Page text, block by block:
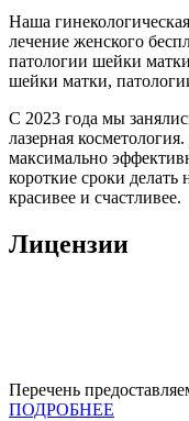
Наша
лечение женского
патологии шейки
шейки матки,
С 2023 года мы
лазерная
максимально
короткие сроки
красивее и счастливее.
Лицензии
Перечень
ПОДРОБНЕЕ